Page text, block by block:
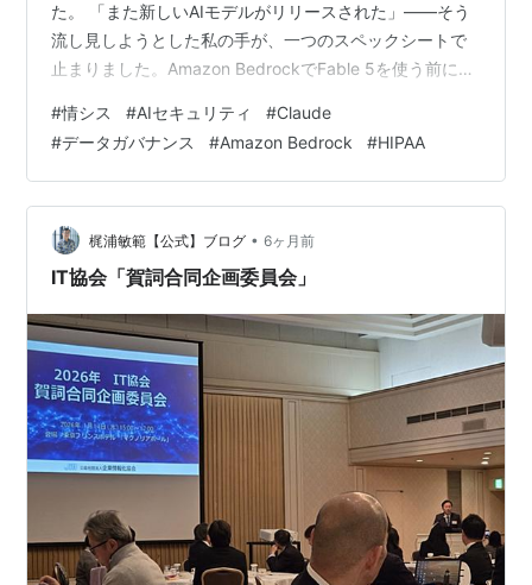
た。 「また新しいAIモデルがリリースされた」——そう
流し見しようとした私の手が、一つのスペックシートで
止まりました。Amazon BedrockでFable 5を使う前に、
に有効化しなければならない。しかもその設定は「AWS
マネジメントコンソールでは対応していない」と書いて
ある。 つまり——インフラ担当者が従来の手順のまま運
用を始めると、「ゼロデータ保持（ZDR）」を前提に組
んだデータフロー設計が、Fable …
#情シス #AIセキュリティ #Claude
#データガバナンス #Amazon Bedrock #HIPAA
梶浦敏範【公式】ブログ • 6ヶ月前
IT協会「賀詞合同企画委員会」